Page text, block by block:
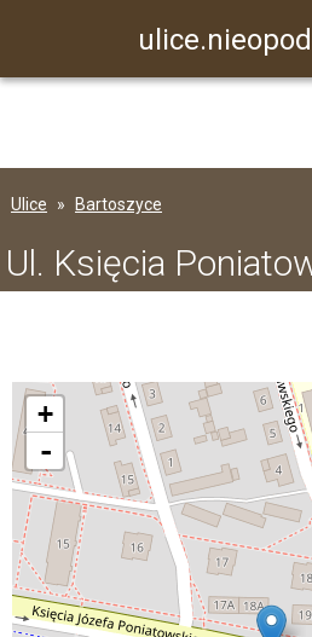
Ulice Bartoszyce
Ul. Księcia
+
-